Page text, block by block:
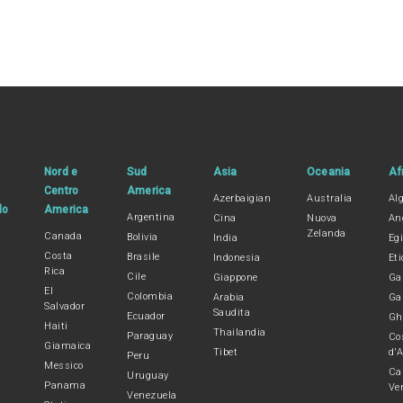
Nord e
Centro
America
Canada
Costa
Rica
El
Salvador
Haiti
Giamaica
Messico
Panama
Sud
America
Argentina
Bolivia
Brasile
Cile
Colombia
Ecuador
Paraguay
Peru
Uruguay
Venezuela
Asia
Azerbaigian
Cina
India
Indonesia
Giappone
Arabia
Saudita
Thailandia
Tibet
Oceania
Australia
Nuova
Zelanda